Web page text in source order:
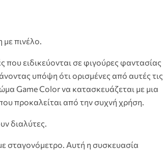
πινέλο.
που ειδικεύονται σε φιγούρες φαντασίας
υπόψη ότι ορισμένες από αυτές τις
Game Color να κατασκευάζεται με μια
προκαλείται από την συχνή χρήση.
διαλύτες.
σταγονόμετρο. Αυτή η συσκευασία